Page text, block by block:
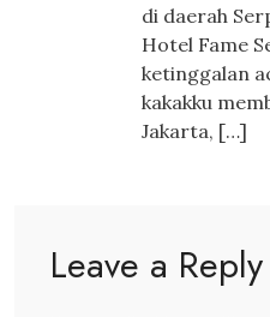
di daerah
Hotel Fame
ketinggalan
kakakku
Jakarta, […]
Leave a Reply